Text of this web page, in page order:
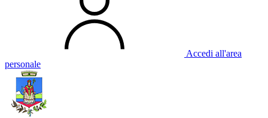
Accedi all'area
personale